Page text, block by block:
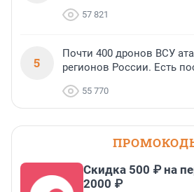
57 821
5
Почти 400 дронов ВСУ
регионов России. Есть
55 770
Скидка 500 ₽ на
2000 ₽